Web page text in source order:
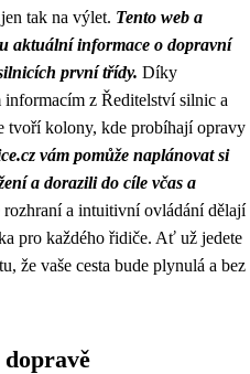
tak na výlet. Tento web a
aktuální informace o dopravní
první třídy. Díky
z Ředitelství silnic a
tvoří kolony, kde probíhají opravy
vám pomůže naplánovat si
a dorazili do cíle včas a
a intuitivní ovládání dělají
pro každého řidiče. Ať už jedete
že vaše cesta bude plynulá a bez